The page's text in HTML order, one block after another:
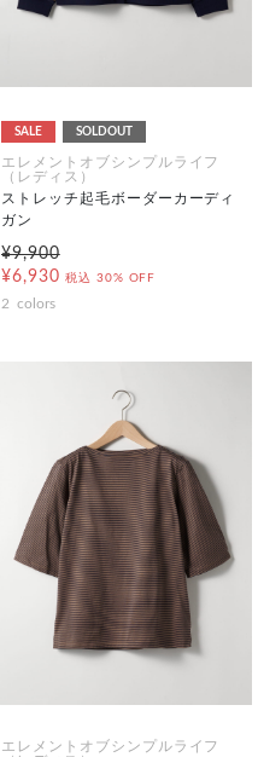
SALE SOLDOUT
エレメントオブシンプルライフ
（レディス）
ストレッチ起毛ボーダーカーディ
ガン
¥9,900
¥6,930 税込 30% OFF
2 colors
エレメントオブシンプルライフ